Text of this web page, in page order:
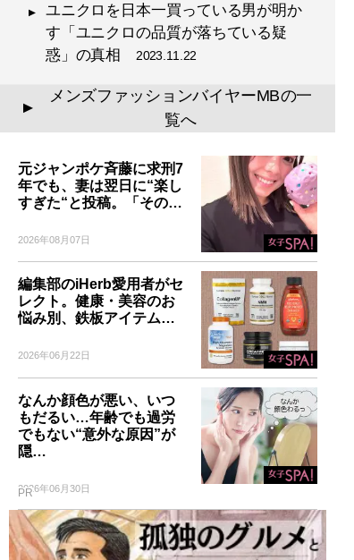
『最速でおしゃれに見せる
方法 【電子限定特典付き】
』
誰も言葉にできなかった
「男のおしゃれ」の決定
のコーディネート・80スタ
イルを追加収録！
記事一覧へ
ユニクロを日本一買っている男が明か
す「ユニクロの品質が落ちている疑
惑」の真相 2023.11.22
▲
メンズファッションバイヤーMBの一
覧へ
元ジャンポケ斉藤に求刑7
年でも、妻は翌日に“楽し
すぎた“と投稿。「その…
2026年08月07日
編集部のiHerb愛用者がセ
レクト。健康・美容のお
悩み別、鉄板アイテム…
2026年06月22日
なんか顔色が悪い、いつ
もだるい…年齢でも過労
でもない“意外な原因”が
隠…
2026年06月30日
PR